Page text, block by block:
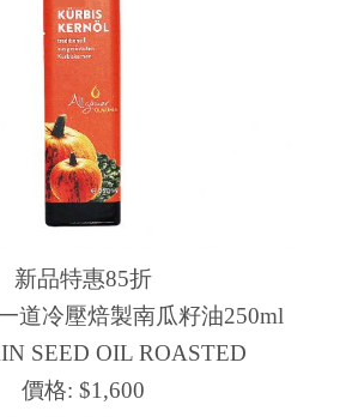
新品特惠85折
道冷壓焙製南瓜籽油250ml
SEED OIL ROASTED
價格: $1,600